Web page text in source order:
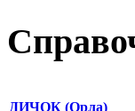
ДИЧОК (Орла)